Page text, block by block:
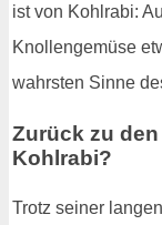
ist von Kohlrabi:
Knollengemüse
wahrsten Sinne
Zurück zu
Kohlrabi?
Trotz seiner